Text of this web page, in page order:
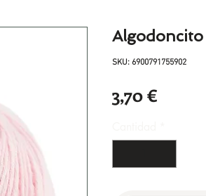
Algodoncito
SKU: 6900791755902
3,70 €